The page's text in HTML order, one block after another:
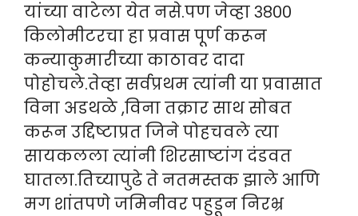
यांच्या वाटेला येत नसे.पण जेव्हा ३८००
किलोमीटरचा हा प्रवास पूर्ण करून
कन्याकुमारीच्या काठावर दादा
पोहोचले.तेव्हा सर्वप्रथम त्यांनी या प्रवासात
विना अडथळे ,विना तक्रार साथ सोबत
करून उद्दिष्टाप्रत जिने पोहचवले त्या
सायकलला त्यांनी शिरसाष्टांग दंडवत
घातला.तिच्यापुढे ते नतमस्तक झाले आणि
मग शांतपणे जमिनीवर पहुडून निरभ्र